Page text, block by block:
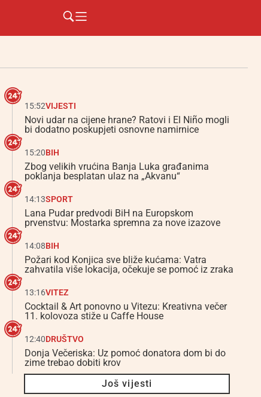
15:52VIJESTI
Novi udar na cijene hrane? Ratovi i El Niño mogli
bi dodatno poskupjeti osnovne namirnice
15:20BIH
Zbog velikih vrućina Banja Luka građanima
poklanja besplatan ulaz na „Akvanu“
14:13SPORT
Lana Pudar predvodi BiH na Europskom
prvenstvu: Mostarka spremna za nove izazove
14:08BIH
Požari kod Konjica sve bliže kućama: Vatra
zahvatila više lokacija, očekuje se pomoć iz zraka
13:16VITEZ
Cocktail & Art ponovno u Vitezu: Kreativna večer
11. kolovoza stiže u Caffe House
12:40DRUŠTVO
Donja Večeriska: Uz pomoć donatora dom bi do
zime trebao dobiti krov
Još vijesti